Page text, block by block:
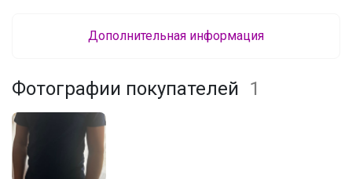
Дополнительная информация
Фотографии покупателей 1